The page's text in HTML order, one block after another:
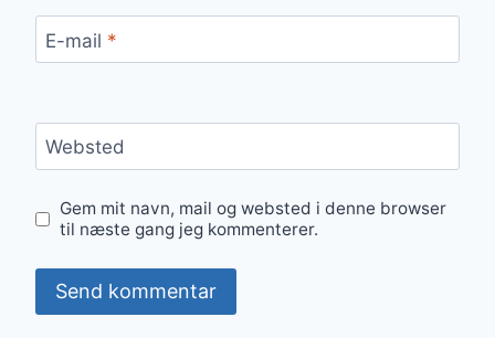
E-mail *
Websted
Gem mit navn, mail og websted i denne browser
til næste gang jeg kommenterer.